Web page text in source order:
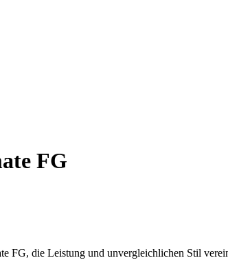
FG
FG, die Leistung und unvergleichlichen Stil